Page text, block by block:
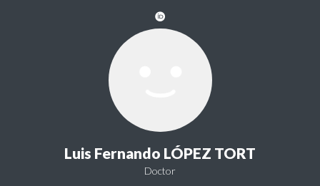
Luis Fernando LÓPEZ TORT
Doctor